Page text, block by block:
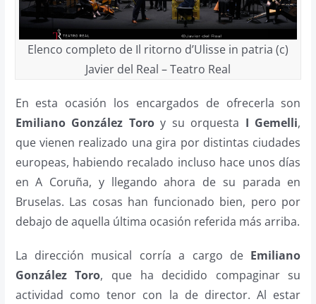
Elenco completo de Il ritorno d’Ulisse in patria (c)
Javier del Real – Teatro Real
En esta ocasión los encargados de ofrecerla son
Emiliano González Toroy su orquesta I Gemelli,
que vienen realizado una gira por distintas ciudades
europeas, habiendo recalado incluso hace unos días
en A Coruña, y llegando ahora de su parada en
Bruselas. Las cosas han funcionado bien, pero por
debajo de aquella última ocasión referida más arriba.
La dirección musical corría a cargo de Emiliano
González Toro, que ha decidido compaginar su
actividad como tenor con la de director. Al estar